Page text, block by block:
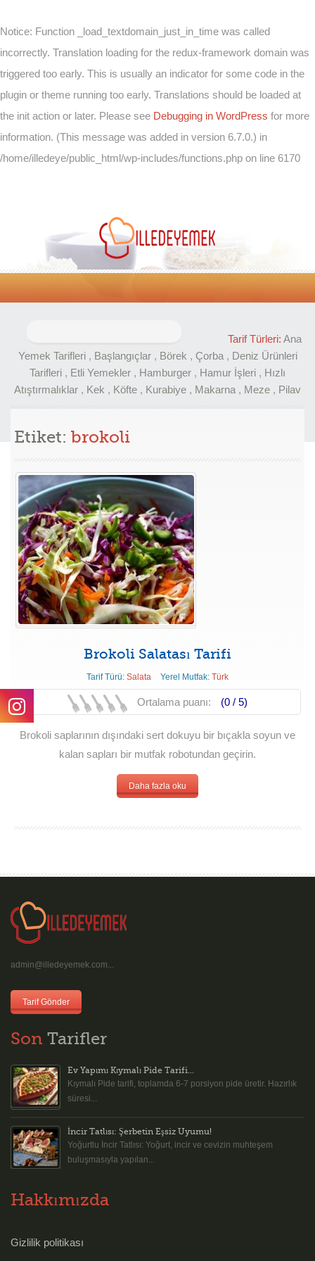
Notice: Function _load_textdomain_just_in_time was called
incorrectly. Translation loading for the redux-framework domain was
triggered too early. This is usually an indicator for some code in the
plugin or theme running too early. Translations should be loaded at
the init action or later. Please see Debugging in WordPress for more
information. (This message was added in version 6.7.0.) in
/home/illedeye/public_html/wp-includes/functions.php on line 6170
Tarif Türleri: Ana
Yemek Tarifleri, Başlangıçlar, Börek , Çorba, Deniz Ürünleri
Tarifleri , Etli Yemekler , Hamburger , Hamur İşleri , Hızlı
Atıştırmalıklar , Kek , Köfte , Kurabiye , Makarna , Meze , Pilav
Etiket: brokoli
Brokoli Salatası Tarifi
Tarif Türü: Salata Yerel Mutfak: Türk
Ortalama puanı: (0 / 5)
Brokoli saplarının dışındaki sert dokuyu bir bıçakla soyun ve
kalan sapları bir mutfak robotundan geçirin.
Daha fazla oku
admin@illedeyemek.com...
Tarif Gönder
Son Tarifler
Ev Yapımı Kıymalı Pide Tarifi...
Kıymalı Pide tarifi, toplamda 6-7 porsiyon pide üretir. Hazırlık
süresi...
İncir Tatlısı: Şerbetin Eşsiz Uyumu!
Yoğurtlu İncir Tatlısı: Yoğurt, incir ve cevizin muhteşem
buluşmasıyla yapılan...
Hakkımızda
Gizlilik politikası